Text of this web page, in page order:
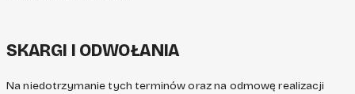
SKARGI I ODWOŁANIA
Na niedotrzymanie tych terminów oraz na odmowę realizacji